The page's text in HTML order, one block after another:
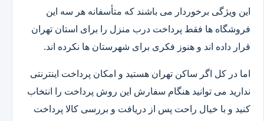
این ویژگی برخوردار می باشند که متأسفانه هر سه این
فروشگاه ها فقط پرداخت درب منزل را برای استان تهران
قرار داده اند و هنوز فکری برای شهرستان ها نکرده اند.
اما در کل اگر ساکن تهران هستید و امکان پرداخت اینترنتی
ندارید می توانید هنگام سفارش این روش پرداخت را انتخاب
کنید و با خیال راحت پس از دریافت و بررسی کالا پرداخت